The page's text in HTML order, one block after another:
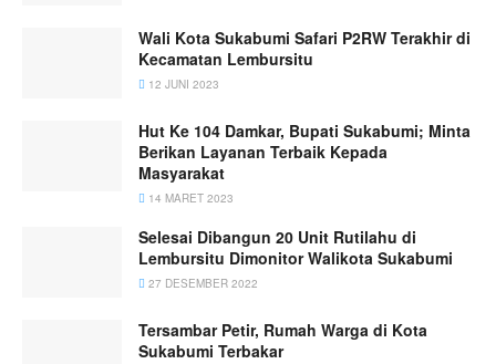
Wali Kota Sukabumi Safari P2RW Terakhir di
Kecamatan Lembursitu
12 JUNI 2023
Hut Ke 104 Damkar, Bupati Sukabumi; Minta
Berikan Layanan Terbaik Kepada
Masyarakat
14 MARET 2023
Selesai Dibangun 20 Unit Rutilahu di
Lembursitu Dimonitor Walikota Sukabumi
27 DESEMBER 2022
Tersambar Petir, Rumah Warga di Kota
Sukabumi Terbakar